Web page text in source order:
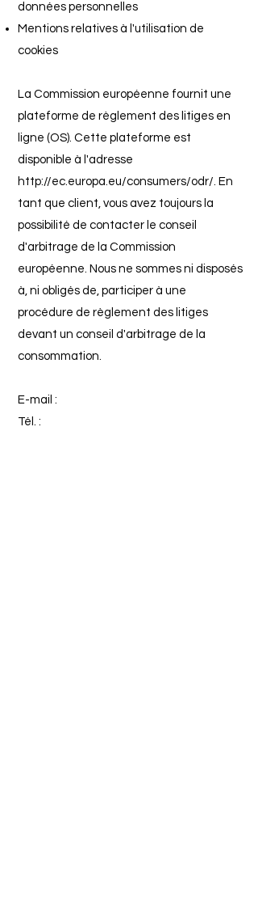
données personnelles
Mentions relatives à l'utilisation de
cookies
La Commission européenne fournit une
plateforme de règlement des litiges en
ligne (OS). Cette plateforme est
disponible à l'adresse
http://ec.europa.eu/consumers/odr/. En
tant que client, vous avez toujours la
possibilité de contacter le conseil
d'arbitrage de la Commission
européenne. Nous ne sommes ni disposés
à, ni obligés de, participer à une
procédure de règlement des litiges
devant un conseil d'arbitrage de la
consommation.
E-mail :
Tél. :